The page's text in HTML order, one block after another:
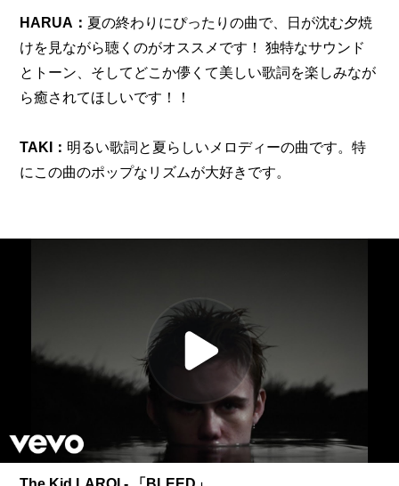
HARUA： 夏の終わりにぴったりの曲で、日が沈む夕焼
けを見ながら聴くのがオススメです！ 独特なサウンド
とトーン、そしてどこか儚くて美しい歌詞を楽しみなが
ら癒されてほしいです！！
TAKI： 明るい歌詞と夏らしいメロディーの曲です。特
にこの曲のポップなリズムが大好きです。